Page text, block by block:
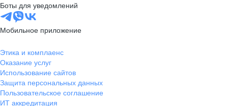
Боты для уведомлений
Мобильное приложение
Этика и комплаенс
Оказание услуг
Использование сайтов
Защита персональных данных
Пользовательское соглашение
ИТ аккредитация